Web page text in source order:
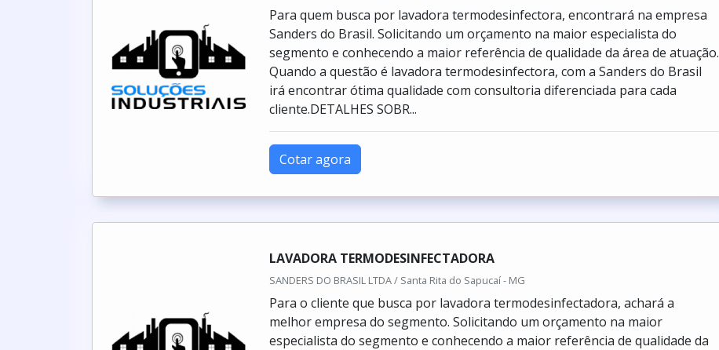
Para quem busca por lavadora termodesinfectora, encontrará na empresa
Sanders do Brasil. Solicitando um orçamento na maior especialista do
segmento e conhecendo a maior referência de qualidade da área de atuação.
Quando a questão é lavadora termodesinfectora, com a Sanders do Brasil
irá encontrar ótima qualidade com consultoria diferenciada para cada
cliente.DETALHES SOBR...
Cotar agora
LAVADORA TERMODESINFECTADORA
SANDERS DO BRASIL LTDA / Santa Rita do Sapucaí - MG
Para o cliente que busca por lavadora termodesinfectadora, achará a
melhor empresa do segmento. Solicitando um orçamento na maior
especialista do segmento e conhecendo a maior referência de qualidade da